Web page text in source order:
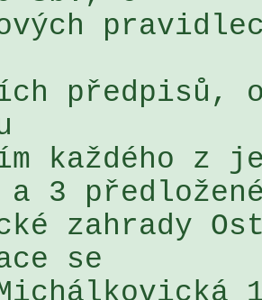
předpisů,
každého z
3
zahrady
se